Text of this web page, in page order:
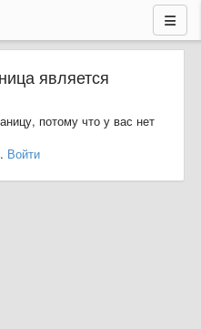
является
потому что у вас нет
Войти